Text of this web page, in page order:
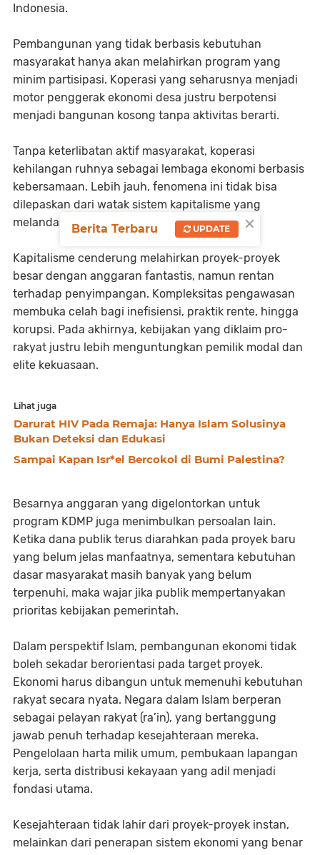
Indonesia.
Pembangunan yang tidak berbasis kebutuhan
masyarakat hanya akan melahirkan program yang
minim partisipasi. Koperasi yang seharusnya menjadi
motor penggerak ekonomi desa justru berpotensi
menjadi bangunan kosong tanpa aktivitas berarti.
Tanpa keterlibatan aktif masyarakat, koperasi
kehilangan ruhnya sebagai lembaga ekonomi berbasis
kebersamaan. Lebih jauh, fenomena ini tidak bisa
dilepaskan dari watak sistem kapitalisme yang
melandasi kebijakan ekonomi saat ini.
Kapitalisme cenderung melahirkan proyek-proyek
besar dengan anggaran fantastis, namun rentan
terhadap penyimpangan. Kompleksitas pengawasan
membuka celah bagi inefisiensi, praktik rente, hingga
korupsi. Pada akhirnya, kebijakan yang diklaim pro-
rakyat justru lebih menguntungkan pemilik modal dan
elite kekuasaan.
Lihat juga
Darurat HIV Pada Remaja: Hanya Islam Solusinya
Bukan Deteksi dan Edukasi
Sampai Kapan Isr*el Bercokol di Bumi Palestina?
Besarnya anggaran yang digelontorkan untuk
program KDMP juga menimbulkan persoalan lain.
Ketika dana publik terus diarahkan pada proyek baru
yang belum jelas manfaatnya, sementara kebutuhan
dasar masyarakat masih banyak yang belum
terpenuhi, maka wajar jika publik mempertanyakan
prioritas kebijakan pemerintah.
Dalam perspektif Islam, pembangunan ekonomi tidak
boleh sekadar berorientasi pada target proyek.
Ekonomi harus dibangun untuk memenuhi kebutuhan
rakyat secara nyata. Negara dalam Islam berperan
sebagai pelayan rakyat (ra’in), yang bertanggung
jawab penuh terhadap kesejahteraan mereka.
Pengelolaan harta milik umum, pembukaan lapangan
kerja, serta distribusi kekayaan yang adil menjadi
fondasi utama.
Kesejahteraan tidak lahir dari proyek-proyek instan,
melainkan dari penerapan sistem ekonomi yang benar
×
Berita Terbaru UPDATE